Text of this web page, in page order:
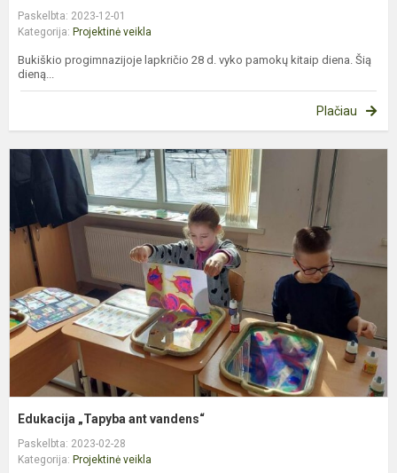
Paskelbta: 2023-12-01
Kategorija: Projektinė veikla
Bukiškio progimnazijoje lapkričio 28 d. vyko pamokų kitaip diena. Šią
dieną...
Plačiau
Edukacija „Tapyba ant vandens“
Paskelbta: 2023-02-28
Kategorija: Projektinė veikla